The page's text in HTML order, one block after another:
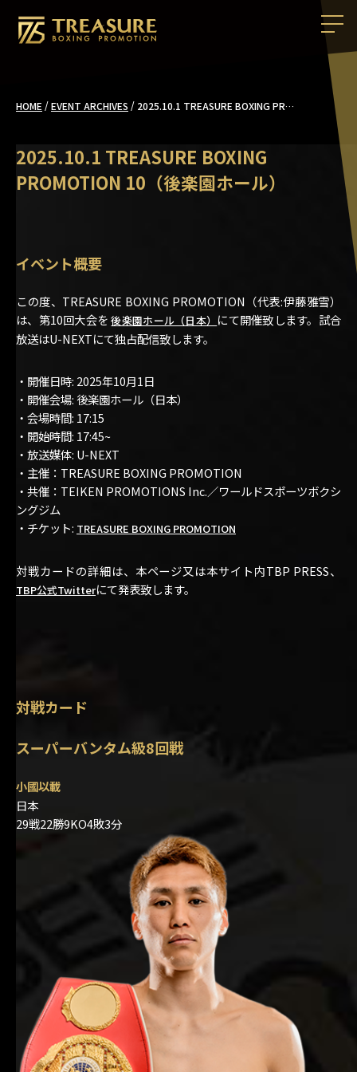
HOME /EVENT ARCHIVES / 2025.10.1 TREASURE BOXING PROMOTION 10（後楽園ホール）
2025.10.1 TREASURE BOXING
PROMOTION 10（後楽園ホール）
イベント概要
この度、TREASURE BOXING PROMOTION（代表:伊藤雅雪）
は、第10回大会を後楽園ホール（日本） にて開催致します。試合
放送はU-NEXTにて独占配信致します。
・開催日時: 2025年10月1日
・開催会場: 後楽園ホール（日本）
・会場時間: 17:15
・開始時間: 17:45~
・放送媒体: U-NEXT
・主催：TREASURE BOXING PROMOTION
・共催：TEIKEN PROMOTIONS Inc.／ワールドスポーツボクシ
ングジム
・チケット: TREASURE BOXING PROMOTION
対戦カードの詳細は、本ページ又は本サイト内TBP PRESS、
TBP公式Twitterにて発表致します。
対戦カード
スーパーバンタム級8回戦
小國以載
日本
29戦22勝9KO4敗3分